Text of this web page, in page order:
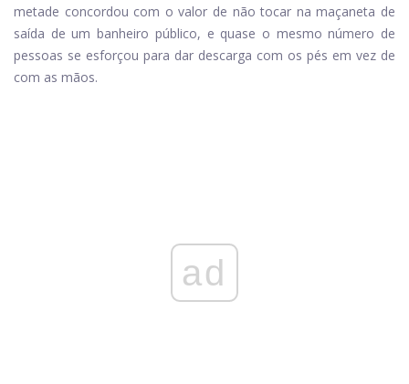
metade concordou com o valor de não tocar na maçaneta de
saída de um banheiro público, e quase o mesmo número de
pessoas se esforçou para dar descarga com os pés em vez de
com as mãos.
ad